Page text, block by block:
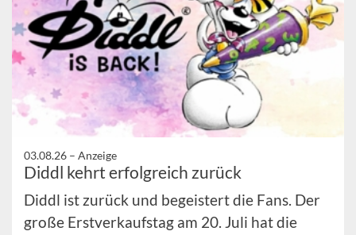
03.08.26 – Anzeige
Diddl kehrt erfolgreich zurück
Diddl ist zurück und begeistert die Fans. Der
große Erstverkaufstag am 20. Juli hat die